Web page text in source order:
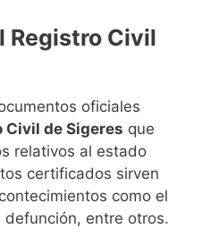
Registro Civil
oficiales
Civil de Sigeres que
relativos al estado
certificados sirven
como el
entre otros.